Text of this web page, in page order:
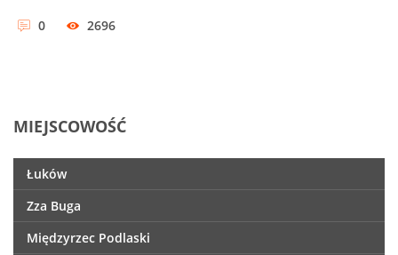
0 2696
MIEJSCOWOŚĆ
Łuków
Zza Buga
Międzyrzec Podlaski